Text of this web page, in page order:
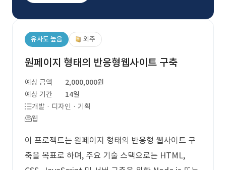
유사도 높음 외주
원페이지 형태의 반응형웹사이트 구축
예상 금액
2,000,000원
예상 기간
14일
개발 · 디자인 · 기획
웹
이 프로젝트는 원페이지 형태의 반응형 웹사이트 구
축을 목표로 하며, 주요 기술 스택으로는 HTML,